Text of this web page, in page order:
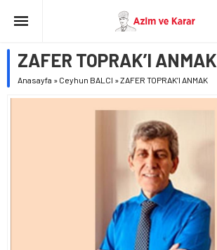
ZAFER TOPRAK’I ANMAK
Anasayfa » Ceyhun BALCI »ZAFER TOPRAK’I ANMAK